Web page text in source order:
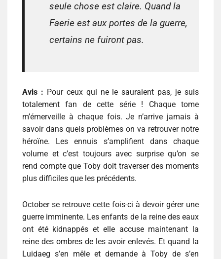
seule chose est claire. Quand la
Faerie est aux portes de la guerre,
certains ne fuiront pas.
Avis : Pour ceux qui ne le sauraient pas, je suis
totalement fan de cette série ! Chaque tome
m’émerveille à chaque fois. Je n’arrive jamais à
savoir dans quels problèmes on va retrouver notre
héroïne. Les ennuis s’amplifient dans chaque
volume et c’est toujours avec surprise qu’on se
rend compte que Toby doit traverser des moments
plus difficiles que les précédents.
October se retrouve cette fois-ci à devoir gérer une
guerre imminente. Les enfants de la reine des eaux
ont été kidnappés et elle accuse maintenant la
reine des ombres de les avoir enlevés. Et quand la
Luidaeg s’en mêle et demande à Toby de s’en